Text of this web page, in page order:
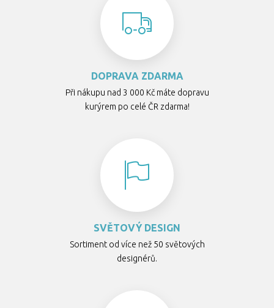
DOPRAVA ZDARMA
Při nákupu nad 3 000 Kč máte dopravu
kurýrem po celé ČR zdarma!
SVĚTOVÝ DESIGN
Sortiment od více než 50 světových
designérů.